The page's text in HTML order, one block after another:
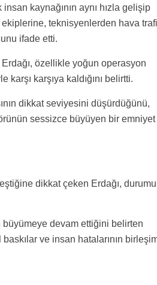
insan kaynağının aynı hızla gelişip
teknisyenlerden hava
ifade etti.
özellikle yoğun operasyon
karşı karşıya kaldığını belirtti.
dikkat seviyesini düşürdüğünü,
sessizce büyüyen bir emniyet
dikkat çeken Erdağı, durumu
büyümeye devam ettiğini belirten
ve insan hatalarının